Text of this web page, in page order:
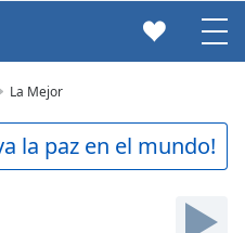
La Mejor
la paz en el mundo!